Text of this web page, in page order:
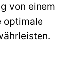
von einem
optimale